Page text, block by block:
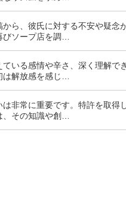
ら、彼氏に対する不安や疑念
ソープ店を調…
ている感情や辛さ、深く理解で
解放感を感じ…
は非常に重要です。特許を取得
、その知識や創…